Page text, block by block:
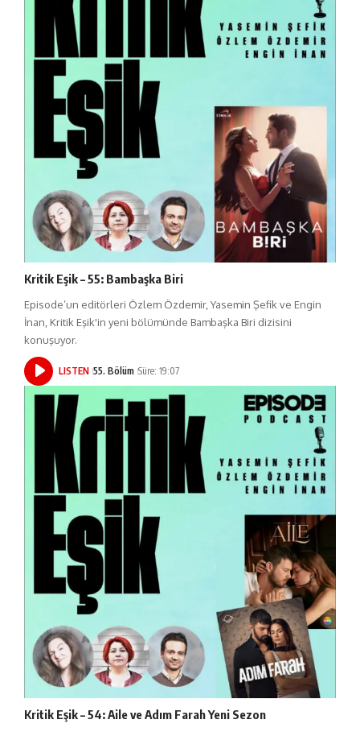
Kritik Eşik – 55: Bambaşka Biri
Episode’un editörleri Özlem Özdemir, Yasemin Şefik ve Engin
İnan, Kritik Eşik'in yeni bölümünde Bambaşka Biri dizisini
konuşuyor.
LISTEN 55. Bölüm Süre: 19:07
Kritik Eşik – 54: Aile ve Adım Farah Yeni Sezon